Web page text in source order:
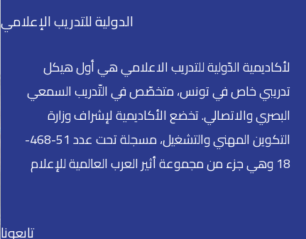
الدولية للتدريب الإعلامي
لأكاديمية الدّولية للتدريب الاعلامي هي أول هيكل
تدريبي خاص في تونس، متخصّص في التّدريب السمعي
البصري والاتصالي. تخضع الأكاديمية لإشراف وزارة
التكوين المهني والتشغيل، مسجلة تحت عدد 51-468-
18 وهي جزء من مجموعة أثير العرب العالمية للإعلام
تابعونا